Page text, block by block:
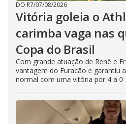
DO R7/07/08/2026
Vitória goleia o
carimba vaga nas
Copa do Brasil
Com grande atuação de Renê e
vantagem do Furacão e garantiu
normal com uma vitória por 4 a 0